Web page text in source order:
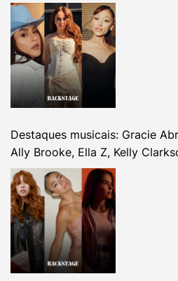
Destaques musicais: Gracie
Ally Brooke, Ella Z, Kelly